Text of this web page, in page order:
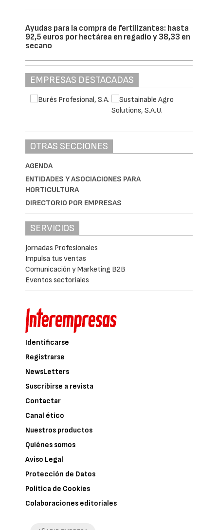
Ayudas para la compra de fertilizantes: hasta
92,5 euros por hectárea en regadío y 38,33 en
secano
EMPRESAS DESTACADAS
OTRAS SECCIONES
AGENDA
ENTIDADES Y ASOCIACIONES PARA
HORTICULTURA
DIRECTORIO POR EMPRESAS
SERVICIOS
Jornadas Profesionales
Impulsa tus ventas
Comunicación y Marketing B2B
Eventos sectoriales
Identificarse
Registrarse
NewsLetters
Suscribirse a revista
Contactar
Canal ético
Nuestros productos
Quiénes somos
Aviso Legal
Protección de Datos
Política de Cookies
Colaboraciones editoriales